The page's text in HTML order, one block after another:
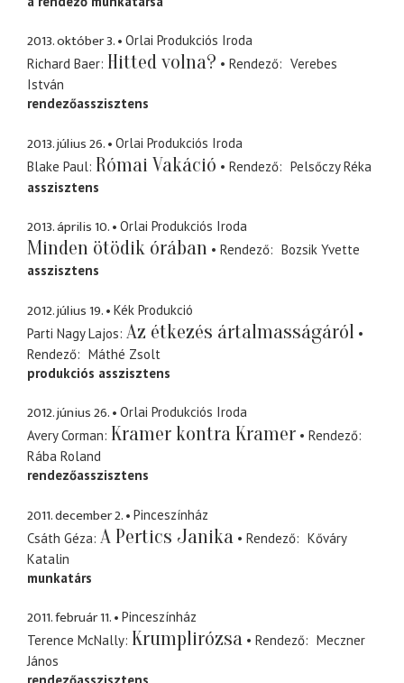
2013. október 3.
Orlai Produkciós Iroda
Richard Baer Hitted volna? Rendező
Verebes
István
rendezőasszisztens
2013. július 26.
Orlai Produkciós Iroda
Blake Paul Római Vakáció Rendező
Pelsőczy Réka
asszisztens
2013. április 10. Orlai Produkciós Iroda
Minden ötödik órában Rendező
Bozsik Yvette
asszisztens
2012. július 19.
Kék Produkció
Parti Nagy Lajos Az étkezés ártalmasságáról
Rendező
Máthé Zsolt
produkciós asszisztens
2012. június 26.
Orlai Produkciós Iroda
Avery Corman Kramer kontra Kramer
Rendező
Rába Roland
rendezőasszisztens
2011. december 2.
Pinceszínház
Csáth Géza A Pertics Janika Rendező
Kőváry
Katalin
munkatárs
2011. február 11.
Pinceszínház
Terence McNally Krumplirózsa Rendező
Meczner
János